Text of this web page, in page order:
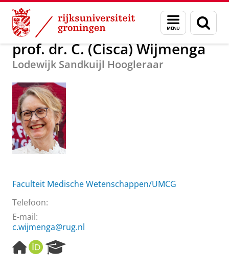
Skip
Content
Skip
Navigation
Menu
en
zoeken
Over ons prof. dr. C. (Cisca) Wijmenga
prof. dr. C. (Cisca) Wijmenga
Lodewijk Sandkuijl Hoogleraar
Faculteit Medische Wetenschappen/UMCG
Telefoon:
E-mail:
c.wijmenga@rug.nl
H
o
O
R